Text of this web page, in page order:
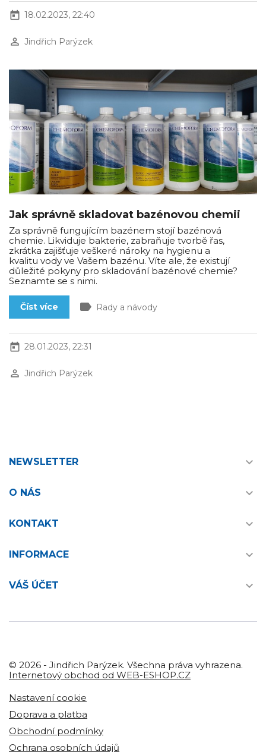
today 18.02.2023, 22:40
perm_identity Jindřich Parýzek
Jak správně skladovat bazénovou chemii
Za správně fungujícím bazénem stojí bazénová
chemie. Likviduje bakterie, zabraňuje tvorbě řas,
zkrátka zajišťuje veškeré nároky na hygienu a
kvalitu vody ve Vašem bazénu. Víte ale, že existují
důležité pokyny pro skladování bazénové chemie?
Seznamte se s nimi.
Číst více label Rady a návody
today 28.01.2023, 22:31
perm_identity Jindřich Parýzek
NEWSLETTER 
O NÁS 
KONTAKT 
INFORMACE 
VÁŠ ÚČET 
© 2026 - Jindřich Parýzek. Všechna práva vyhrazena.
Internetový obchod od WEB-ESHOP.CZ
Nastavení cookie
Doprava a platba
Obchodní podmínky
Ochrana osobních údajů